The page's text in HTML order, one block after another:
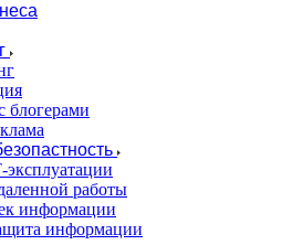
блогерами
работы
информации
информации